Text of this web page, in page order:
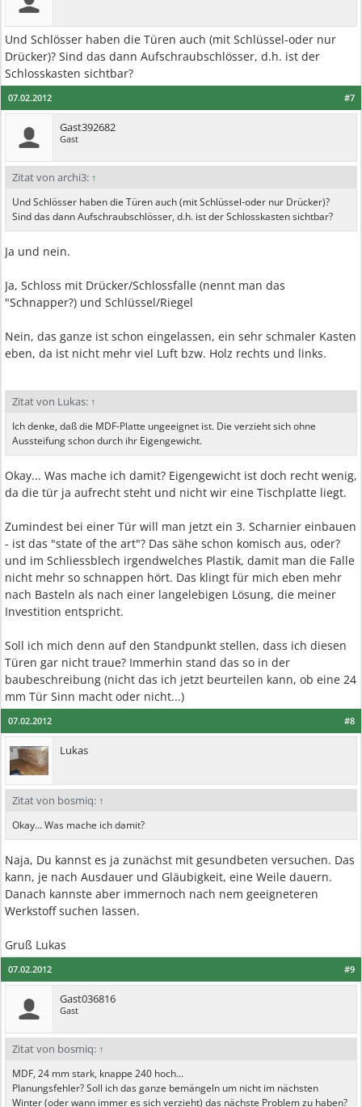
Und Schlösser haben die Türen auch (mit Schlüssel-oder nur
Drücker)? Sind das dann Aufschraubschlösser, d.h. ist der
Schlosskasten sichtbar?
#7
07.02.2012
Gast392682
Gast
Zitat von archi3: ↑
Und Schlösser haben die Türen auch (mit Schlüssel-oder nur Drücker)?
Sind das dann Aufschraubschlösser, d.h. ist der Schlosskasten sichtbar?
Ja und nein.
Ja, Schloss mit Drücker/Schlossfalle (nennt man das
"Schnapper?) und Schlüssel/Riegel
Nein, das ganze ist schon eingelassen, ein sehr schmaler Kasten
eben, da ist nicht mehr viel Luft bzw. Holz rechts und links.
Zitat von Lukas: ↑
Ich denke, daß die MDF-Platte ungeeignet ist. Die verzieht sich ohne
Aussteifung schon durch ihr Eigengewicht.
Okay... Was mache ich damit? Eigengewicht ist doch recht wenig,
da die tür ja aufrecht steht und nicht wir eine Tischplatte liegt.
Zumindest bei einer Tür will man jetzt ein 3. Scharnier einbauen
- ist das "state of the art"? Das sähe schon komisch aus, oder?
und im Schliessblech irgendwelches Plastik, damit man die Falle
nicht mehr so schnappen hört. Das klingt für mich eben mehr
nach Basteln als nach einer langelebigen Lösung, die meiner
Investition entspricht.
Soll ich mich denn auf den Standpunkt stellen, dass ich diesen
Türen gar nicht traue? Immerhin stand das so in der
baubeschreibung (nicht das ich jetzt beurteilen kann, ob eine 24
mm Tür Sinn macht oder nicht...)
#8
07.02.2012
Lukas
Zitat von bosmiq: ↑
Okay... Was mache ich damit?
Naja, Du kannst es ja zunächst mit gesundbeten versuchen. Das
kann, je nach Ausdauer und Gläubigkeit, eine Weile dauern.
Danach kannste aber immernoch nach nem geeigneteren
Werkstoff suchen lassen.
Gruß Lukas
#9
07.02.2012
Gast036816
Gast
Zitat von bosmiq: ↑
MDF, 24 mm stark, knappe 240 hoch...
Planungsfehler? Soll ich das ganze bemängeln um nicht im nächsten
Winter (oder wann immer es sich verzieht) das nächste Problem zu haben?